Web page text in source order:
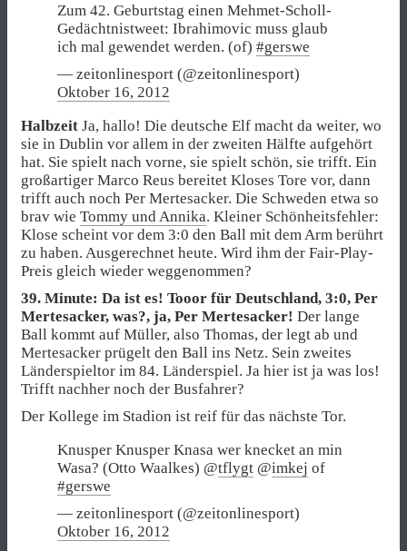
Zum 42. Geburtstag einen Mehmet-Scholl-
Gedächtnistweet: Ibrahimovic muss glaub
ich mal gewendet werden. (of) #gerswe
— zeitonlinesport (@zeitonlinesport)
Oktober 16, 2012
Halbzeit Ja, hallo! Die deutsche Elf macht da weiter, wo
sie in Dublin vor allem in der zweiten Hälfte aufgehört
hat. Sie spielt nach vorne, sie spielt schön, sie trifft. Ein
großartiger Marco Reus bereitet Kloses Tore vor, dann
trifft auch noch Per Mertesacker. Die Schweden etwa so
brav wie Tommy und Annika. Kleiner Schönheitsfehler:
Klose scheint vor dem 3:0 den Ball mit dem Arm berührt
zu haben. Ausgerechnet heute. Wird ihm der Fair-Play-
Preis gleich wieder weggenommen?
39. Minute: Da ist es! Tooor für Deutschland, 3:0, Per
Mertesacker, was?, ja, Per Mertesacker! Der lange
Ball kommt auf Müller, also Thomas, der legt ab und
Mertesacker prügelt den Ball ins Netz. Sein zweites
Länderspieltor im 84. Länderspiel. Ja hier ist ja was los!
Trifft nachher noch der Busfahrer?
Der Kollege im Stadion ist reif für das nächste Tor.
Knusper Knusper Knasa wer knecket an min
Wasa? (Otto Waalkes) @tflygt @imkej of
#gerswe
— zeitonlinesport (@zeitonlinesport)
Oktober 16, 2012